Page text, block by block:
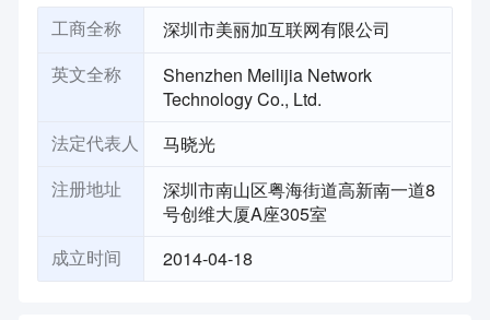
工商全称 深圳市美丽加互联网有限公司
英文全称
Shenzhen Meilijia Network
Technology Co., Ltd.
法定代表人 马晓光
注册地址
深圳市南山区粤海街道高新南一道8
号创维大厦A座305室
成立时间 2014-04-18